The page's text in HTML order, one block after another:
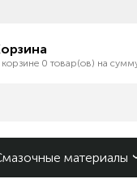
корзине 0 товар(ов) на
материалы